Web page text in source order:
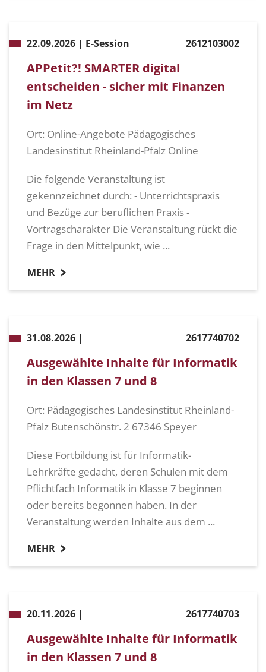
22.09.2026 | E-Session 2612103002
APPetit?! SMARTER digital
entscheiden - sicher mit Finanzen
im Netz
Ort: Online-Angebote Pädagogisches
Landesinstitut Rheinland-Pfalz Online
Die folgende Veranstaltung ist
gekennzeichnet durch: - Unterrichtspraxis
und Bezüge zur beruflichen Praxis -
Vortragscharakter Die Veranstaltung rückt die
Frage in den Mittelpunkt, wie ...
MEHR
31.08.2026 | 2617740702
Ausgewählte Inhalte für Informatik
in den Klassen 7 und 8
Ort: Pädagogisches Landesinstitut Rheinland-
Pfalz Butenschönstr. 2 67346 Speyer
Diese Fortbildung ist für Informatik-
Lehrkräfte gedacht, deren Schulen mit dem
Pflichtfach Informatik in Klasse 7 beginnen
oder bereits begonnen haben. In der
Veranstaltung werden Inhalte aus dem ...
MEHR
20.11.2026 | 2617740703
Ausgewählte Inhalte für Informatik
in den Klassen 7 und 8